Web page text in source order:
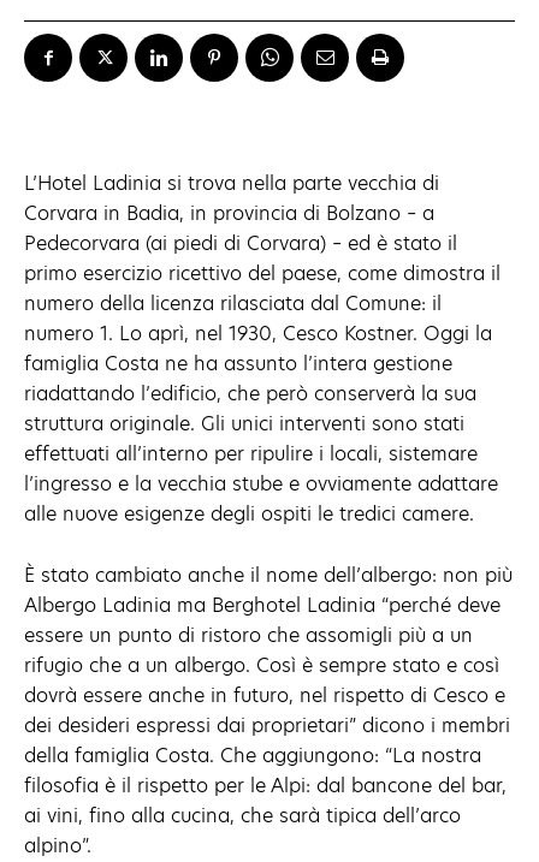
L’Hotel Ladinia si trova nella parte vecchia di
Corvara in Badia, in provincia di Bolzano – a
Pedecorvara (ai piedi di Corvara) – ed è stato il
primo esercizio ricettivo del paese, come dimostra il
numero della licenza rilasciata dal Comune: il
numero 1. Lo aprì, nel 1930, Cesco Kostner. Oggi la
famiglia Costa ne ha assunto l’intera gestione
riadattando l’edificio, che però conserverà la sua
struttura originale. Gli unici interventi sono stati
effettuati all’interno per ripulire i locali, sistemare
l’ingresso e la vecchia stube e ovviamente adattare
alle nuove esigenze degli ospiti le tredici camere.
È stato cambiato anche il nome dell’albergo: non più
Albergo Ladinia ma Berghotel Ladinia “perché deve
essere un punto di ristoro che assomigli più a un
rifugio che a un albergo. Così è sempre stato e così
dovrà essere anche in futuro, nel rispetto di Cesco e
dei desideri espressi dai proprietari” dicono i membri
della famiglia Costa. Che aggiungono: “La nostra
filosofia è il rispetto per le Alpi: dal bancone del bar,
ai vini, fino alla cucina, che sarà tipica dell’arco
alpino”.